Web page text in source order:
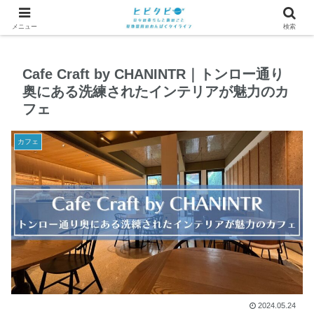
Cafe Craft by CHANINTR｜トンロー通り
奥にある洗練されたインテリアが魅力のカ
フェ
カフェ
2024.05.24
メニュー 検索